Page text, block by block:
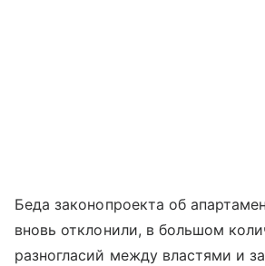
Беда законопроекта об
вновь отклонили, в большом
разногласий между властями и